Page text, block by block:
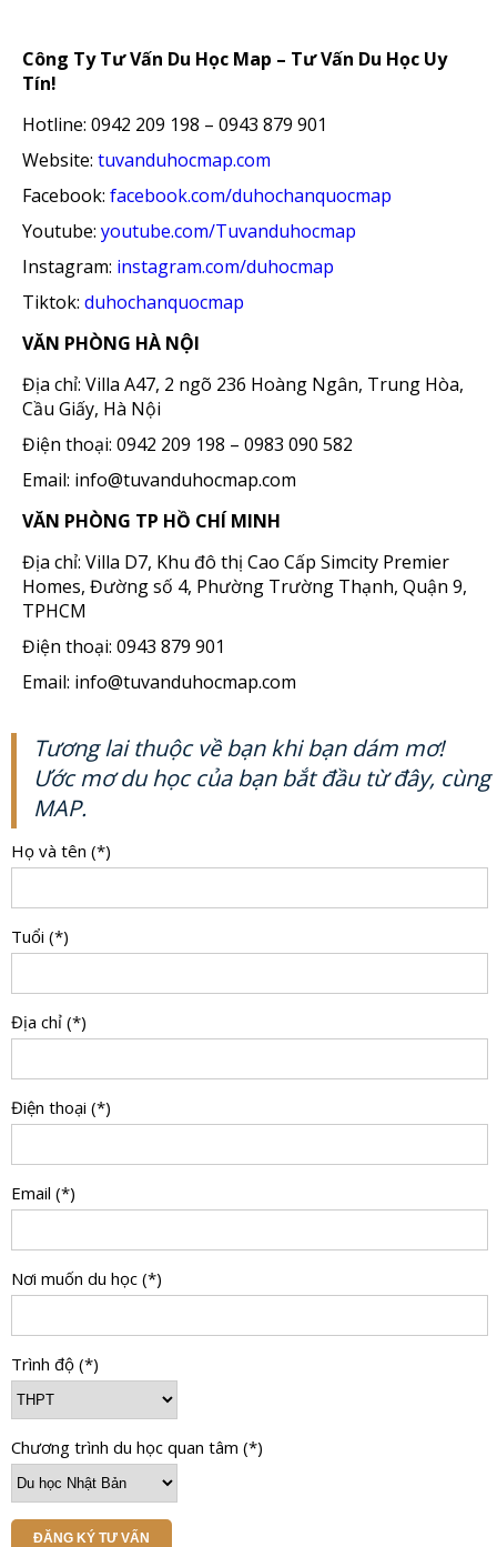
Công Ty Tư Vấn Du Học Map – Tư Vấn Du Học Uy
Tín!
Hotline: 0942 209 198 – 0943 879 901
Website: tuvanduhocmap.com
Facebook: facebook.com/duhochanquocmap
Youtube: youtube.com/Tuvanduhocmap
Instagram: instagram.com/duhocmap
Tiktok: duhochanquocmap
VĂN PHÒNG HÀ NỘI
Địa chỉ: Villa A47, 2 ngõ 236 Hoàng Ngân, Trung Hòa,
Cầu Giấy, Hà Nội
Điện thoại: 0942 209 198 – 0983 090 582
Email: info@tuvanduhocmap.com
VĂN PHÒNG TP HỒ CHÍ MINH
Địa chỉ: Villa D7, Khu đô thị Cao Cấp Simcity Premier
Homes, Đường số 4, Phường Trường Thạnh, Quận 9,
TPHCM
Điện thoại: 0943 879 901
Email: info@tuvanduhocmap.com
Tương lai thuộc về bạn khi bạn dám mơ!
Ước mơ du học của bạn bắt đầu từ đây, cùng
MAP.
Họ và tên (*)
Tuổi (*)
Địa chỉ (*)
Điện thoại (*)
Email (*)
Nơi muốn du học (*)
Trình độ (*)
Chương trình du học quan tâm (*)
ĐĂNG KÝ TƯ VẤN